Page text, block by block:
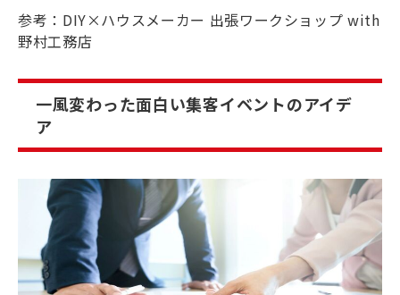
参考： DIY×ハウスメーカー 出張ワークショップ with
野村工務店
一風変わった面白い集客イベントのアイデ
ア